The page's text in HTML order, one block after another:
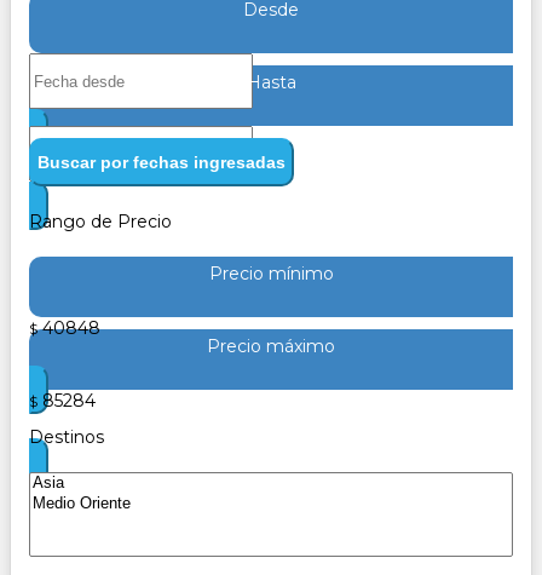
Desde
Hasta
Buscar por fechas ingresadas
Rango de Precio
Precio mínimo
$ 40848
Precio máximo
$ 85284
Destinos